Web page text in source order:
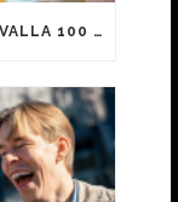
SOMEAJAN CANCEL-HITTIELOKUVALLA 100 000 KATSOJAA!